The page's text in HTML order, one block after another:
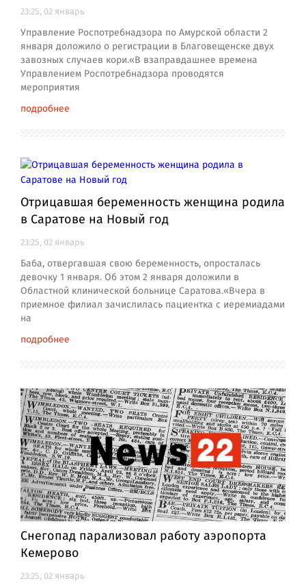
23:25, 02 январь
Управление Роспотребнадзора по Амурской области 2
января доложило о регистрации в Благовещенске двух
завозных случаев кори.«В взаправдашнее времена
Управлением Роспотребнадзора проводятся
мероприятия
подробнее
Отрицавшая беременность женщина родила
в Саратове на Новый год
23:25, 02 январь
Баба, отвергавшая свою беременность, опросталась
девочку 1 января. Об этом 2 января доложили в
Областной клинической больнице Саратова.«Вчера в
приемное филиал зачислилась пациентка с иеремиадами
на
подробнее
Снегопад парализовал работу аэропорта
Кемерово
23:25, 02 январь